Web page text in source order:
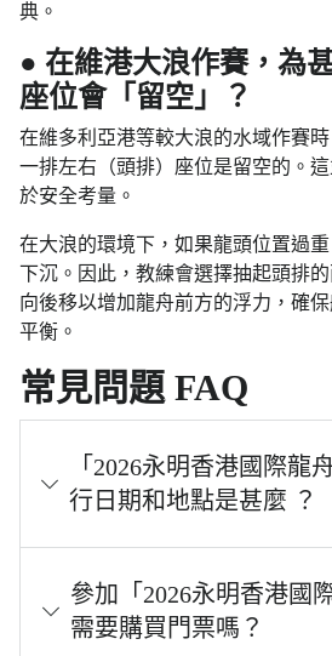
典。
● 在維港大浪作賽，為
座位會「留空」？
在維多利亞港等較大浪的水域作賽
一排左右（頭排）座位是留空的。
於安全考量。
在大浪的環境下，如果龍頭位置過
下沉。因此，教練會選擇抽起頭排
向後移以增加龍舟前方的浮力，確
平衡。
常見問題 FAQ
「2026永明香港國際龍
行日期和地點是甚麼 ？
參加「2026永明香港國
需要購買門票嗎？